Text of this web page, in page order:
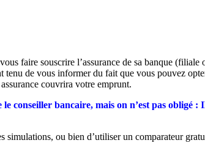
faire souscrire l’assurance de sa banque
tenu de vous informer du fait que vous pouvez
couvrira votre emprunt.
conseiller bancaire, mais on n’est pas obligé
simulations, ou bien d’utiliser un comparateur